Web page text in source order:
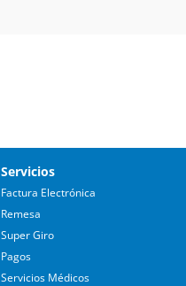
Servicios
Factura Electrónica
Remesa
Super Giro
Pagos
Servicios Médicos